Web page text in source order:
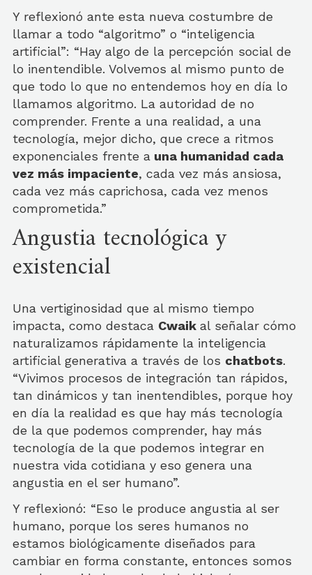
Y reflexionó ante esta nueva costumbre de
llamar a todo “algoritmo” o “inteligencia
artificial”: “Hay algo de la percepción social de
lo inentendible. Volvemos al mismo punto de
que todo lo que no entendemos hoy en día lo
llamamos algoritmo. La autoridad de no
comprender. Frente a una realidad, a una
tecnología, mejor dicho, que crece a ritmos
exponenciales frente a una humanidad cada
vez más impaciente, cada vez más ansiosa,
cada vez más caprichosa, cada vez menos
comprometida.”
Angustia tecnológica y
existencial
Una vertiginosidad que al mismo tiempo
impacta, como destaca Cwaik al señalar cómo
naturalizamos rápidamente la inteligencia
artificial generativa a través de los chatbots.
“Vivimos procesos de integración tan rápidos,
tan dinámicos y tan inentendibles, porque hoy
en día la realidad es que hay más tecnología
de la que podemos comprender, hay más
tecnología de la que podemos integrar en
nuestra vida cotidiana y eso genera una
angustia en el ser humano”.
Y reflexionó: “Eso le produce angustia al ser
humano, porque los seres humanos no
estamos biológicamente diseñados para
cambiar en forma constante, entonces somos